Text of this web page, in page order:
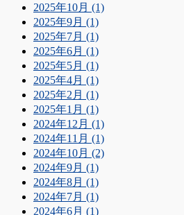
2025年10月 (1)
2025年9月 (1)
2025年7月 (1)
2025年6月 (1)
2025年5月 (1)
2025年4月 (1)
2025年2月 (1)
2025年1月 (1)
2024年12月 (1)
2024年11月 (1)
2024年10月 (2)
2024年9月 (1)
2024年8月 (1)
2024年7月 (1)
2024年6月 (1)